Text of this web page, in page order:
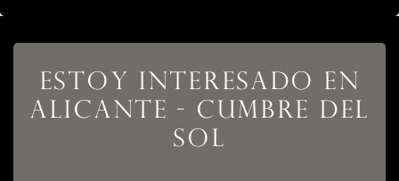
ESTOY INTERESADO EN
ALICANTE - CUMBRE DEL
SOL
SERVICIOS